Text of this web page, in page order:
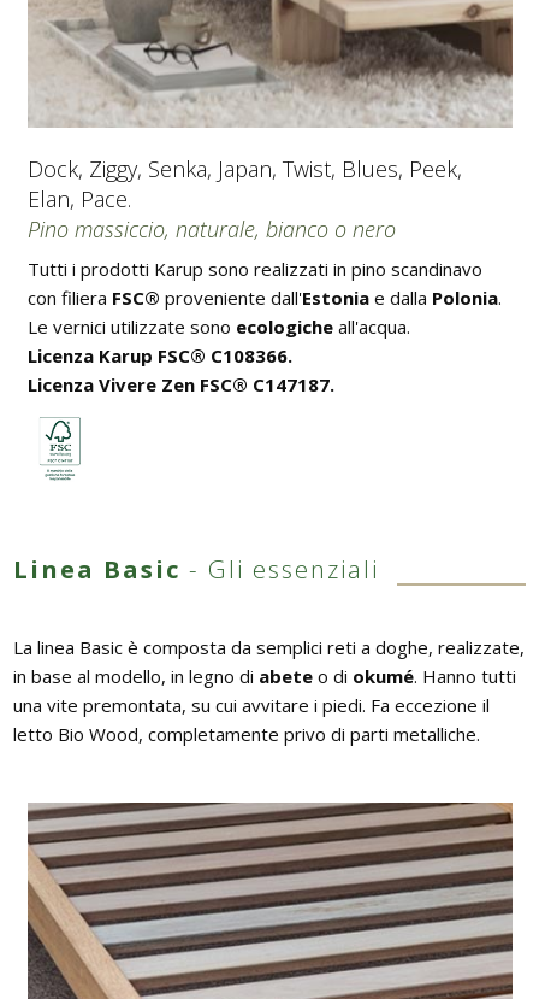
Dock, Ziggy, Senka, Japan, Twist, Blues, Peek,
Elan, Pace.
Pino massiccio, naturale, bianco o nero
Tutti i prodotti Karup sono realizzati in pino scandinavo
con filiera FSC® proveniente dall'Estoniae dalla Polonia.
Le vernici utilizzate sono ecologicheall'acqua.
Licenza Karup FSC® C108366.
Licenza Vivere Zen FSC® C147187.
Linea Basic - Gli essenziali
La linea Basic è composta da semplici reti a doghe, realizzate,
in base al modello, in legno di abeteo di okumé. Hanno tutti
una vite premontata, su cui avvitare i piedi. Fa eccezione il
letto Bio Wood, completamente privo di parti metalliche.